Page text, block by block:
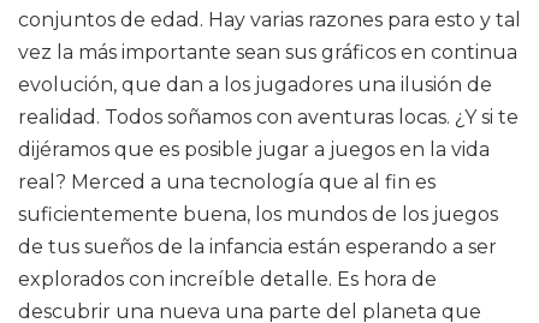
conjuntos de edad. Hay varias razones para esto y tal
vez la más importante sean sus gráficos en continua
evolución, que dan a los jugadores una ilusión de
realidad. Todos soñamos con aventuras locas. ¿Y si te
dijéramos que es posible jugar a juegos en la vida
real? Merced a una tecnología que al fin es
suficientemente buena, los mundos de los juegos
de tus sueños de la infancia están esperando a ser
explorados con increíble detalle. Es hora de
descubrir una nueva una parte del planeta que